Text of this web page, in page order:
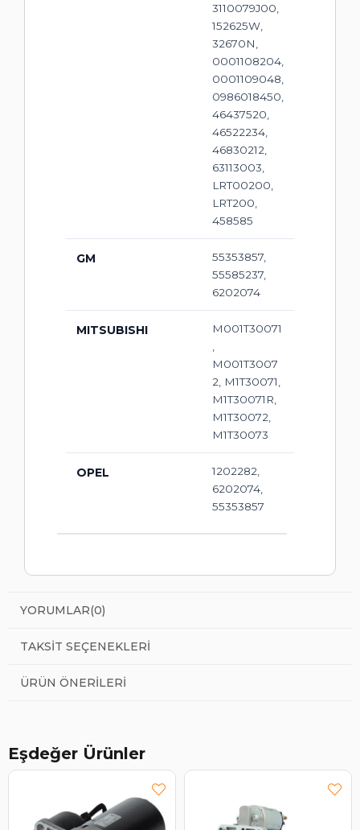
3110079J00,
152625W,
32670N,
0001108204,
0001109048,
0986018450,
46437520,
46522234,
46830212,
63113003,
LRT00200,
LRT200,
458585
GM
55353857,
55585237,
6202074
MITSUBISHI
M001T30071
M001T3007
2, M1T30071,
M1T30071R,
M1T30072,
M1T30073
OPEL
1202282,
6202074,
55353857
YORUMLAR(0)
TAKSIT SEÇENEKLERI
ÜRÜN ÖNERILERI
Eşdeğer Ürünler